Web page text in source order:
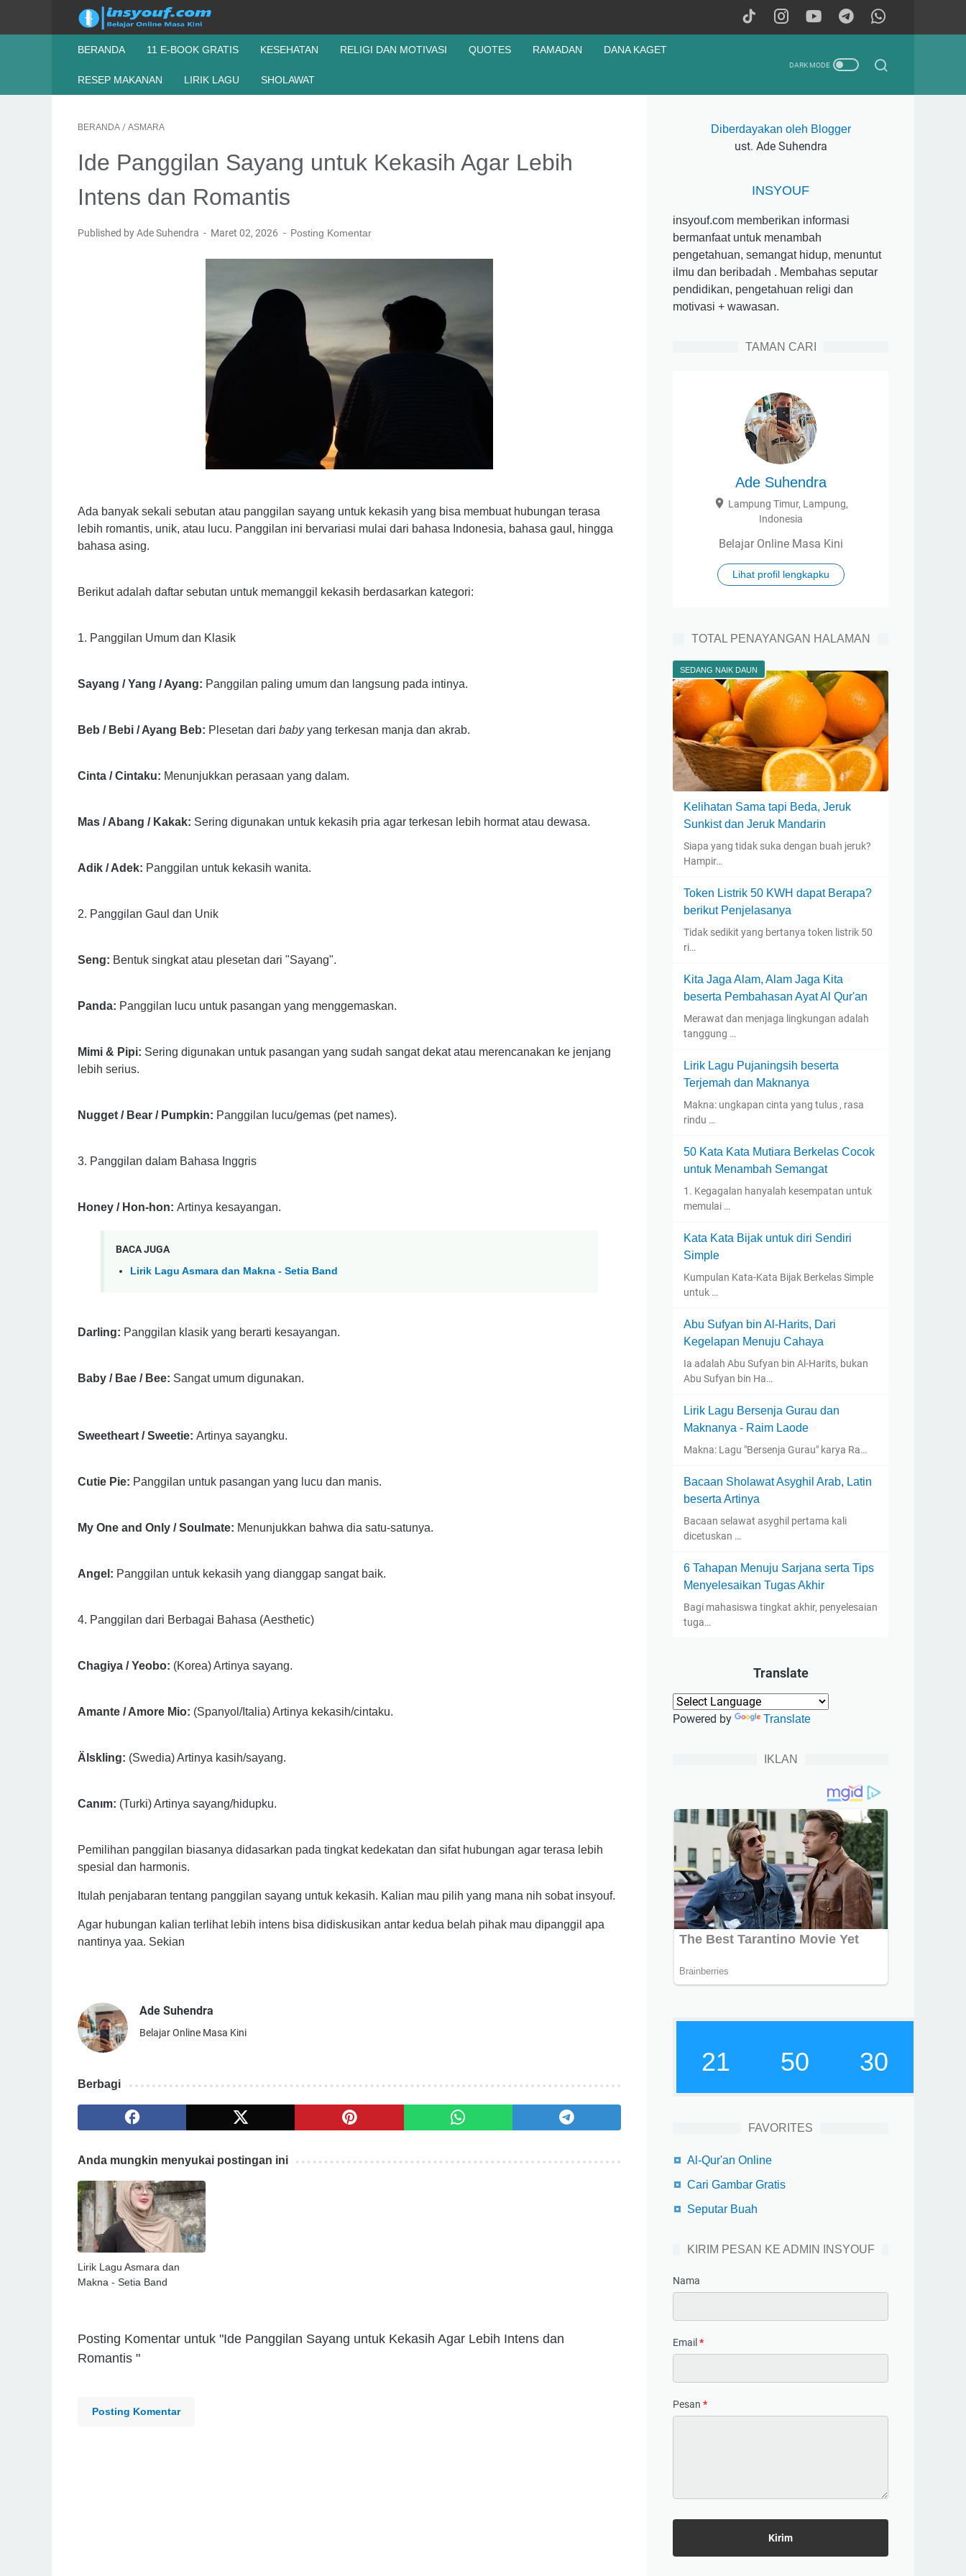
BERANDA 11 E-BOOK GRATIS KESEHATAN RELIGI DAN MOTIVASI QUOTES RAMADAN DANA KAGET
RESEP MAKANAN LIRIK LAGU SHOLAWAT
BERANDA / ASMARA
Ide Panggilan Sayang untuk Kekasih Agar Lebih
Intens dan Romantis
Published by Ade Suhendra Maret 02, 2026 Posting Komentar
Ada banyak sekali sebutan atau panggilan sayang untuk kekasih yang bisa membuat hubungan terasa
lebih romantis, unik, atau lucu. Panggilan ini bervariasi mulai dari bahasa Indonesia, bahasa gaul, hingga
bahasa asing.
Berikut adalah daftar sebutan untuk memanggil kekasih berdasarkan kategori:
1. Panggilan Umum dan Klasik
Sayang / Yang / Ayang: Panggilan paling umum dan langsung pada intinya.
Beb / Bebi / Ayang Beb: Plesetan dari babyyang terkesan manja dan akrab.
Cinta / Cintaku: Menunjukkan perasaan yang dalam.
Mas / Abang / Kakak: Sering digunakan untuk kekasih pria agar terkesan lebih hormat atau dewasa.
Adik / Adek: Panggilan untuk kekasih wanita.
2. Panggilan Gaul dan Unik
Seng: Bentuk singkat atau plesetan dari "Sayang".
Panda: Panggilan lucu untuk pasangan yang menggemaskan.
Mimi & Pipi: Sering digunakan untuk pasangan yang sudah sangat dekat atau merencanakan ke jenjang
lebih serius.
Nugget / Bear / Pumpkin: Panggilan lucu/gemas (pet names).
3. Panggilan dalam Bahasa Inggris
Honey / Hon-hon: Artinya kesayangan.
BACA JUGA
Lirik Lagu Asmara dan Makna - Setia Band
Darling: Panggilan klasik yang berarti kesayangan.
Baby / Bae / Bee: Sangat umum digunakan.
Sweetheart / Sweetie: Artinya sayangku.
Cutie Pie: Panggilan untuk pasangan yang lucu dan manis.
My One and Only / Soulmate: Menunjukkan bahwa dia satu-satunya.
Angel: Panggilan untuk kekasih yang dianggap sangat baik.
4. Panggilan dari Berbagai Bahasa (Aesthetic)
Chagiya / Yeobo: (Korea) Artinya sayang.
Amante / Amore Mio: (Spanyol/Italia) Artinya kekasih/cintaku.
Älskling: (Swedia) Artinya kasih/sayang.
Canım: (Turki) Artinya sayang/hidupku.
Pemilihan panggilan biasanya didasarkan pada tingkat kedekatan dan sifat hubungan agar terasa lebih
spesial dan harmonis.
Itulah penjabaran tentang panggilan sayang untuk kekasih. Kalian mau pilih yang mana nih sobat insyouf.
Agar hubungan kalian terlihat lebih intens bisa didiskusikan antar kedua belah pihak mau dipanggil apa
nantinya yaa. Sekian
Ade Suhendra
Belajar Online Masa Kini
Berbagi
Anda mungkin menyukai postingan ini
Lirik Lagu Asmara dan
Makna - Setia Band
Posting Komentar untuk "Ide Panggilan Sayang untuk Kekasih Agar Lebih Intens dan
Romantis "
Posting Komentar
Diberdayakan oleh Blogger
ust. Ade Suhendra
INSYOUF
insyouf.com memberikan informasi
bermanfaat untuk menambah
pengetahuan, semangat hidup, menuntut
ilmu dan beribadah . Membahas seputar
pendidikan, pengetahuan religi dan
motivasi + wawasan.
TAMAN CARI
Ade Suhendra
Lampung Timur, Lampung,
Indonesia
Belajar Online Masa Kini
Lihat profil lengkapku
TOTAL PENAYANGAN HALAMAN
SEDANG NAIK DAUN
Kelihatan Sama tapi Beda, Jeruk
Sunkist dan Jeruk Mandarin
Siapa yang tidak suka dengan buah jeruk?
Hampir…
Token Listrik 50 KWH dapat Berapa?
berikut Penjelasanya
Tidak sedikit yang bertanya token listrik 50
ri…
Kita Jaga Alam, Alam Jaga Kita
beserta Pembahasan Ayat Al Qur'an
Merawat dan menjaga lingkungan adalah
tanggung …
Lirik Lagu Pujaningsih beserta
Terjemah dan Maknanya
Makna: ungkapan cinta yang tulus , rasa
rindu …
50 Kata Kata Mutiara Berkelas Cocok
untuk Menambah Semangat
1. Kegagalan hanyalah kesempatan untuk
memulai …
Kata Kata Bijak untuk diri Sendiri
Simple
Kumpulan Kata-Kata Bijak Berkelas Simple
untuk …
Abu Sufyan bin Al-Harits, Dari
Kegelapan Menuju Cahaya
Ia adalah Abu Sufyan bin Al-Harits, bukan
Abu Sufyan bin Ha…
Lirik Lagu Bersenja Gurau dan
Maknanya - Raim Laode
Makna: Lagu "Bersenja Gurau" karya Ra…
Bacaan Sholawat Asyghil Arab, Latin
beserta Artinya
Bacaan selawat asyghil pertama kali
dicetuskan …
6 Tahapan Menuju Sarjana serta Tips
Menyelesaikan Tugas Akhir
Bagi mahasiswa tingkat akhir, penyelesaian
tuga…
Translate
Powered by Translate
IKLAN
21 50 31
FAVORITES
Al-Qur'an Online
Cari Gambar Gratis
Seputar Buah
KIRIM PESAN KE ADMIN INSYOUF
Nama
Email *
Pesan *